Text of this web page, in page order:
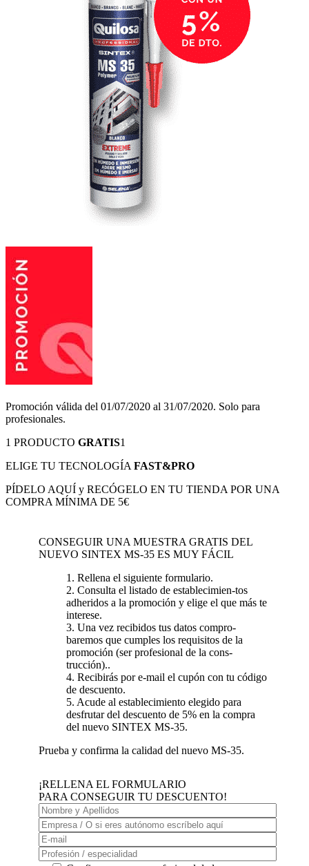
Promoción válida del 01/07/2020 al 31/07/2020. Solo para
profesionales.
1 PRODUCTO GRATIS1
ELIGE TU TECNOLOGÍAFAST&PRO
PÍDELO AQUÍ y RECÓGELO EN TU TIENDA POR UNA
COMPRA MÍNIMA DE 5€
CONSEGUIR UNA MUESTRA GRATIS DEL
NUEVO SINTEX MS-35 ES MUY FÁCIL
1. Rellena el siguiente formulario.
2. Consulta el listado de establecimien-tos
adheridos a la promoción y elige el que más te
interese.
3. Una vez recibidos tus datos compro-
baremos que cumples los requisitos de la
promoción (ser profesional de la cons-
trucción)..
4. Recibirás por e-mail el cupón con tu código
de descuento.
5. Acude al establecimiento elegido para
desfrutar del descuento de 5% en la compra
del nuevo SINTEX MS-35.
Prueba y confirma la calidad del nuevo MS-35.
¡RELLENA EL FORMULARIO
PARA CONSEGUIR TU DESCUENTO!